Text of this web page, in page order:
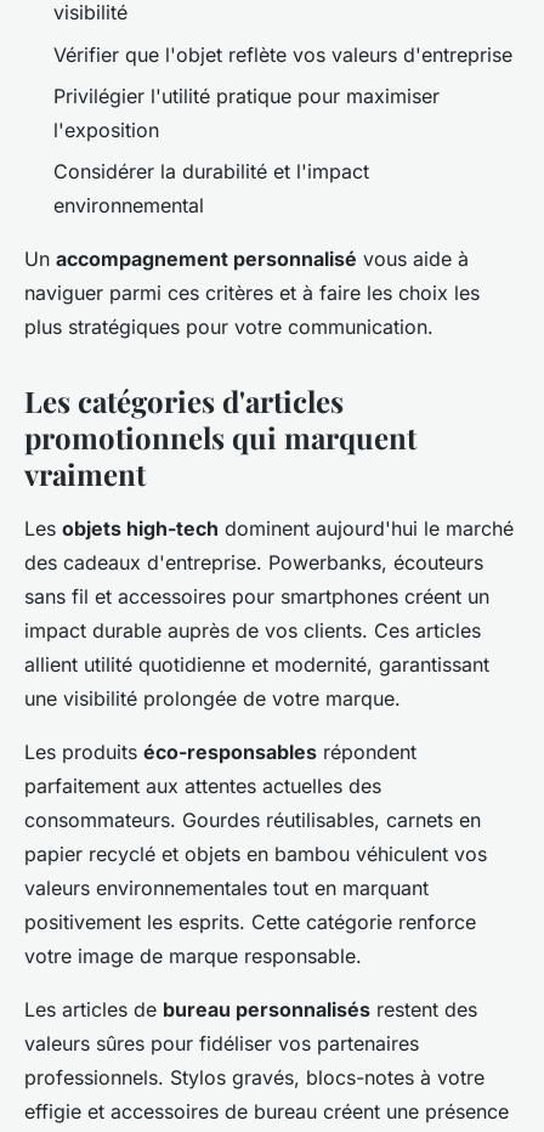
visibilité
Vérifier que l'objet reflète vos valeurs d'entreprise
Privilégier l'utilité pratique pour maximiser
l'exposition
Considérer la durabilité et l'impact
environnemental
Un accompagnement personnalisé vous aide à
naviguer parmi ces critères et à faire les choix les
plus stratégiques pour votre communication.
Les catégories d'articles
promotionnels qui marquent
vraiment
Les objets high-tech dominent aujourd'hui le marché
des cadeaux d'entreprise. Powerbanks, écouteurs
sans fil et accessoires pour smartphones créent un
impact durable auprès de vos clients. Ces articles
allient utilité quotidienne et modernité, garantissant
une visibilité prolongée de votre marque.
Les produits éco-responsables répondent
parfaitement aux attentes actuelles des
consommateurs. Gourdes réutilisables, carnets en
papier recyclé et objets en bambou véhiculent vos
valeurs environnementales tout en marquant
positivement les esprits. Cette catégorie renforce
votre image de marque responsable.
Les articles de bureau personnalisés restent des
valeurs sûres pour fidéliser vos partenaires
professionnels. Stylos gravés, blocs-notes à votre
effigie et accessoires de bureau créent une présence